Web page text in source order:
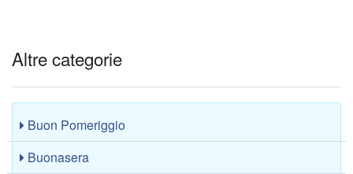
Altre categorie
Buon Pomeriggio
Buonasera